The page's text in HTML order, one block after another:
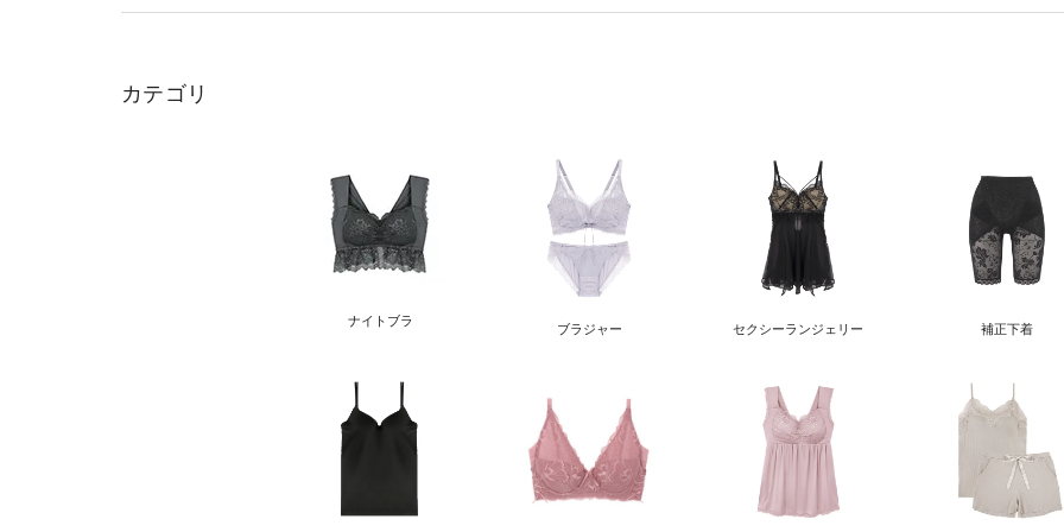
カテゴリ
ナイトブラ
ブラジャー セクシーランジェリー 補正下着